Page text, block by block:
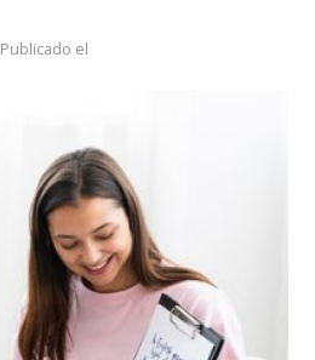
Publicado el